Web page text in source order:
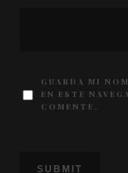
GUARDA MI
EN ESTE
COMENTE.